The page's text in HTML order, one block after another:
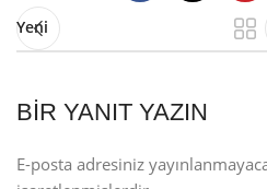
Yeni
BIR YANIT YAZIN
E-posta adresiniz